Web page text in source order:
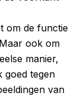
om de functie
ook om
manier,
goed tegen
van